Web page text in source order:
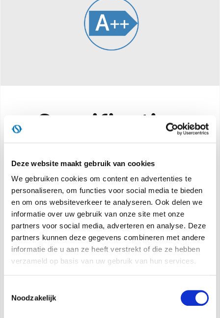
Deze website maakt gebruik van cookies
We gebruiken cookies om content en advertenties te
personaliseren, om functies voor social media te bieden
en om ons websiteverkeer te analyseren. Ook delen we
informatie over uw gebruik van onze site met onze
partners voor social media, adverteren en analyse. Deze
partners kunnen deze gegevens combineren met andere
informatie die u aan ze heeft verstrekt of die ze hebben
verzameld op basis van uw gebruik van hun services.
Noodzakelijk
Specificaties
Energie-efficiëntieklasse tijdens verwarming -
gemiddelde ruimte: A+
Energie-efficiëntieklasse tijdens verwarming -
warme ruimte:A+++
Min. geluidsvermogen:56 dB(A)
Type koudemiddel:R410A
5,3/7,0 kW
Nominale capaciteit tijdens verwarming:
5,6/7,0 kW